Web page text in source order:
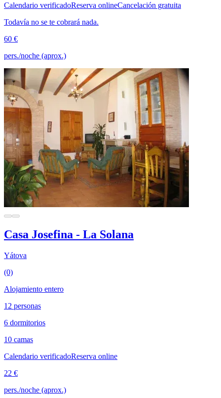
Calendario verificadoReserva onlineCancelación gratuita
Todavía no se te cobrará nada.
60 €
pers./noche (aprox.)
Casa Josefina - La Solana
Yátova
(0)
Alojamiento entero
12 personas
6 dormitorios
10 camas
Calendario verificadoReserva online
22 €
pers./noche (aprox.)